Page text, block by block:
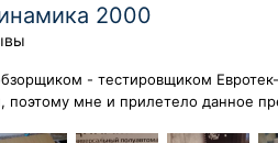
2000
- тестировщиком
поэтому мне и прилетело данное